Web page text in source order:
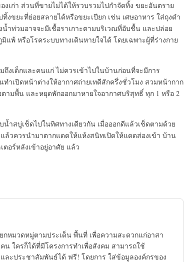
งเก่า ส่วนที่ขายไม่ได้ให้รวบรวมไปกำจัดทิ้ง ขยะอันตราย
ขยะที่ย่อยสลายได้หรือขยะเปียก เช่น เศษอาหาร ใส่ถุงดำ
ำท่วมอาจจะมีเชื้อราเกาะตามบริเวณที่อับชื้น และปล่อย
แพ้ หรือโรคระบบทางเดินหายใจได้ โดยเฉพาะผู้ที่ร่างกาย
งเด็กและคนแก่ ไม่ควรเข้าไปในบ้านก่อนที่จะมีการ
ำเปิดหน้าต่างให้อากาศถ่ายเทดีสักครึ่งชั่วโมง สวมหน้ากาก
ามพื้น และหยุดพักออกมาหายใจอากาศบริสุทธิ์ ทุก 1 หรือ 2
ำสบู่เช็ดไปในทิศทางเดียวกัน เมื่อออกดีแล้วเช็ดตามด้วย
วควรนำมาตากแดดให้แห้งสนิทเปิดให้แดดส่องเข้า บ้าน
อร์หลังเข้าอยู่อาศัย แล้ว
หมวดหมู่ตามประเด็น พื้นที่ เพื่อความสะดวกแก่อาสา
ใครก็ได้ที่มีโครงการทำเพื่อสังคม สามารถใช้
ละประชาสัมพันธ์ได้ ฟรี! โดยการ ใส่ข้อมูลองค์กรของ